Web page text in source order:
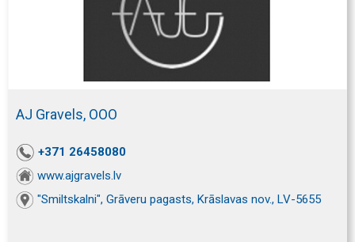
AJ Gravels, ООО
+371 26458080
www.ajgravels.lv
"Smiltskalni", Grāveru pagasts, Krāslavas nov., LV-5655